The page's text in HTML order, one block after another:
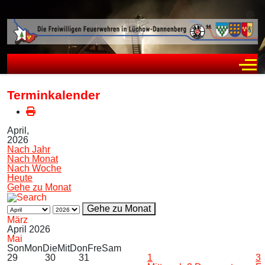
Terminkalender
April,
2026
Nach Jahr
Nach Monat
Nach Woche
Heute
Gehe zu Monat
Gehe zu Monat
März
April 2026
Mai
SonMonDieMitDonFreSam
29
30 31
1
3